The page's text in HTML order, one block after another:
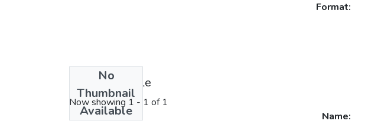
No
Thumbnail
Available
Format:
License bundle
Now showing 1 - 1 of 1
Name: